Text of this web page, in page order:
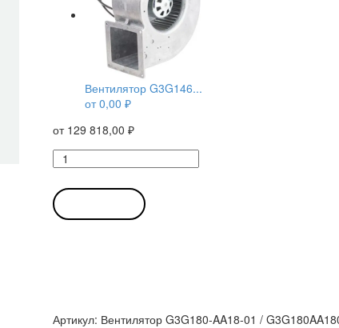
Вентилятор G3G146...
от0,00 ₽
от 129 818,00 ₽
Количество
товара
Вентилятор
G3G180-
AA18-
Артикул: Вентилятор G3G180-AA18-01 /